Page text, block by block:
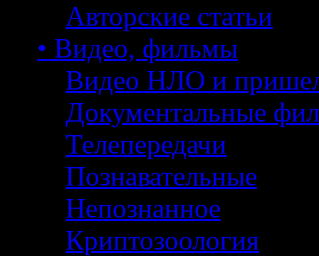
Авторские статьи
• Видео, фильмы
Видео НЛО и
Документальные
Телепередачи
Познавательные
Непознанное
Криптозоология